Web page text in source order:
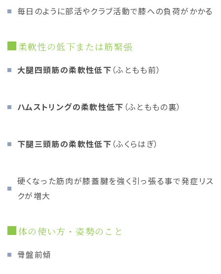
毎日のように部活やクラブ活動で膝への負荷がかかる
柔軟性の低下または筋緊張
大腿四頭筋の柔軟性低下 （ふともも前）
ハムストリングの柔軟性低下 （ふとももの裏）
下腿三頭筋の柔軟性低下 （ふくらはぎ）
硬くなった筋肉が膝蓋腱を強く引っ張る事で発症リス
クが増大
体の使い方・姿勢のこと
骨盤前傾